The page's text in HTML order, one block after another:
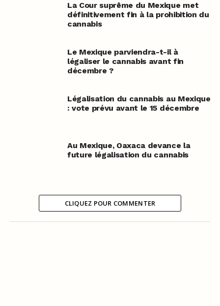
La Cour suprême du Mexique met
définitivement fin à la prohibition du
cannabis
Le Mexique parviendra-t-il à
légaliser le cannabis avant fin
décembre ?
Légalisation du cannabis au Mexique
: vote prévu avant le 15 décembre
Au Mexique, Oaxaca devance la
future légalisation du cannabis
CLIQUEZ POUR COMMENTER